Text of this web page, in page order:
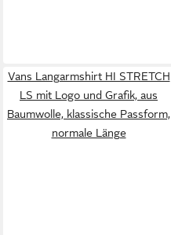
Vans Langarmshirt HI STRETCH
LS mit Logo und Grafik, aus
Baumwolle, klassische Passform,
normale Länge